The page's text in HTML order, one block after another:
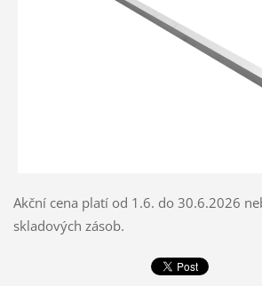
Akční cena platí od 1.6. do 30.6.2026
skladových zásob.